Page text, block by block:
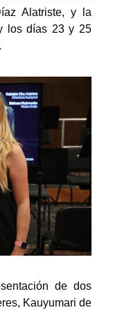
Alatriste, y la
los días 23 y 25
de dos
Kauyumari de